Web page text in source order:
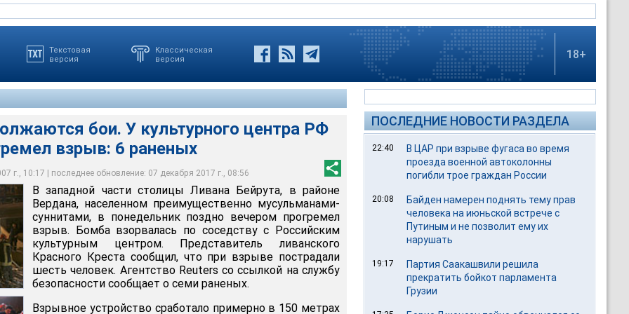
Текстовая
версия
Классическая
версия
18+
бои. У культурного центра РФ
взрыв: 6 раненых
г., 10:17 | последнее обновление: 07 декабря 2017 г., 08:56
Ливана Бейрута, в районе Вердана, населенном
суннитами, в понедельник поздно вечером
соседству с Российским культурным центром. Представитель
Креста сообщил, что при взрыве пострадали шесть человек.
ссылкой на службу безопасности сообщает о семи раненых
сработало примерно в 150 метрах от здания, на
улицы Вердан. Бомба была заложена под автомобилем,
с супермаркетом
РФ сказал, что никто из сотрудников культурного центра
учреждений в Бейруте не пострадал. В здании Центра лишь
В западной части столицы Ливана Бейрута, в районе
Вердана, населенном преимущественно мусульманами-
суннитами, в понедельник поздно вечером прогремел
взрыв. Бомба взорвалась по соседству с Российским
культурным центром. Представитель ливанского
Красного Креста сообщил, что при взрыве пострадали
шесть человек. Агентство Reuters со ссылкой на службу
безопасности сообщает о семи раненых.
Взрывное устройство сработало примерно в 150 метрах
ПОСЛЕДНИЕ НОВОСТИ РАЗДЕЛА
22:40
В ЦАР при взрыве фугаса во время
проезда военной автоколонны
погибли трое граждан России
20:08
Байден намерен поднять тему прав
человека на июньской встрече с
Путиным и не позволит ему их
нарушать
19:17
Партия Саакашвили решила
прекратить бойкот парламента
Грузии